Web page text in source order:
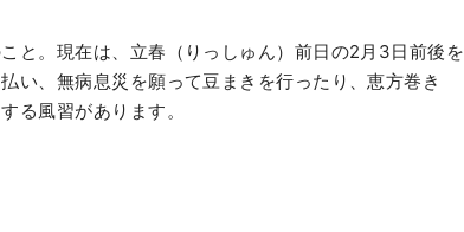
と。現在は、立春（りっしゅん）前日の2月3日前後を
い、無病息災を願って豆まきを行ったり、恵方巻き
る風習があります。